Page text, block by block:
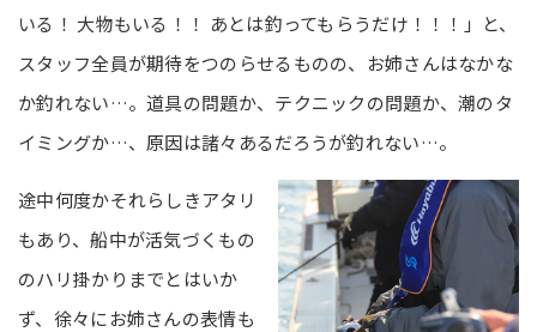
いる！ 大物もいる！！ あとは釣ってもらうだけ！！！」と、
スタッフ全員が期待をつのらせるものの、お姉さんはなかな
か釣れない…。道具の問題か、テクニックの問題か、潮のタ
イミングか…、原因は諸々あるだろうが釣れない…。
途中何度かそれらしきアタリ
もあり、船中が活気づくもの
のハリ掛かりまでとはいか
ず、徐々にお姉さんの表情も